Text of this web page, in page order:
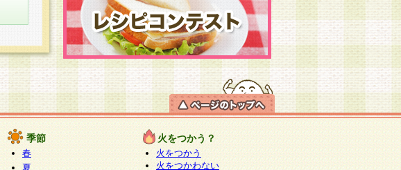
季節
春
夏
火をつかう？
火をつかう
火をつかわない